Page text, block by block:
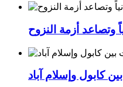
كابول وإسلام آباد